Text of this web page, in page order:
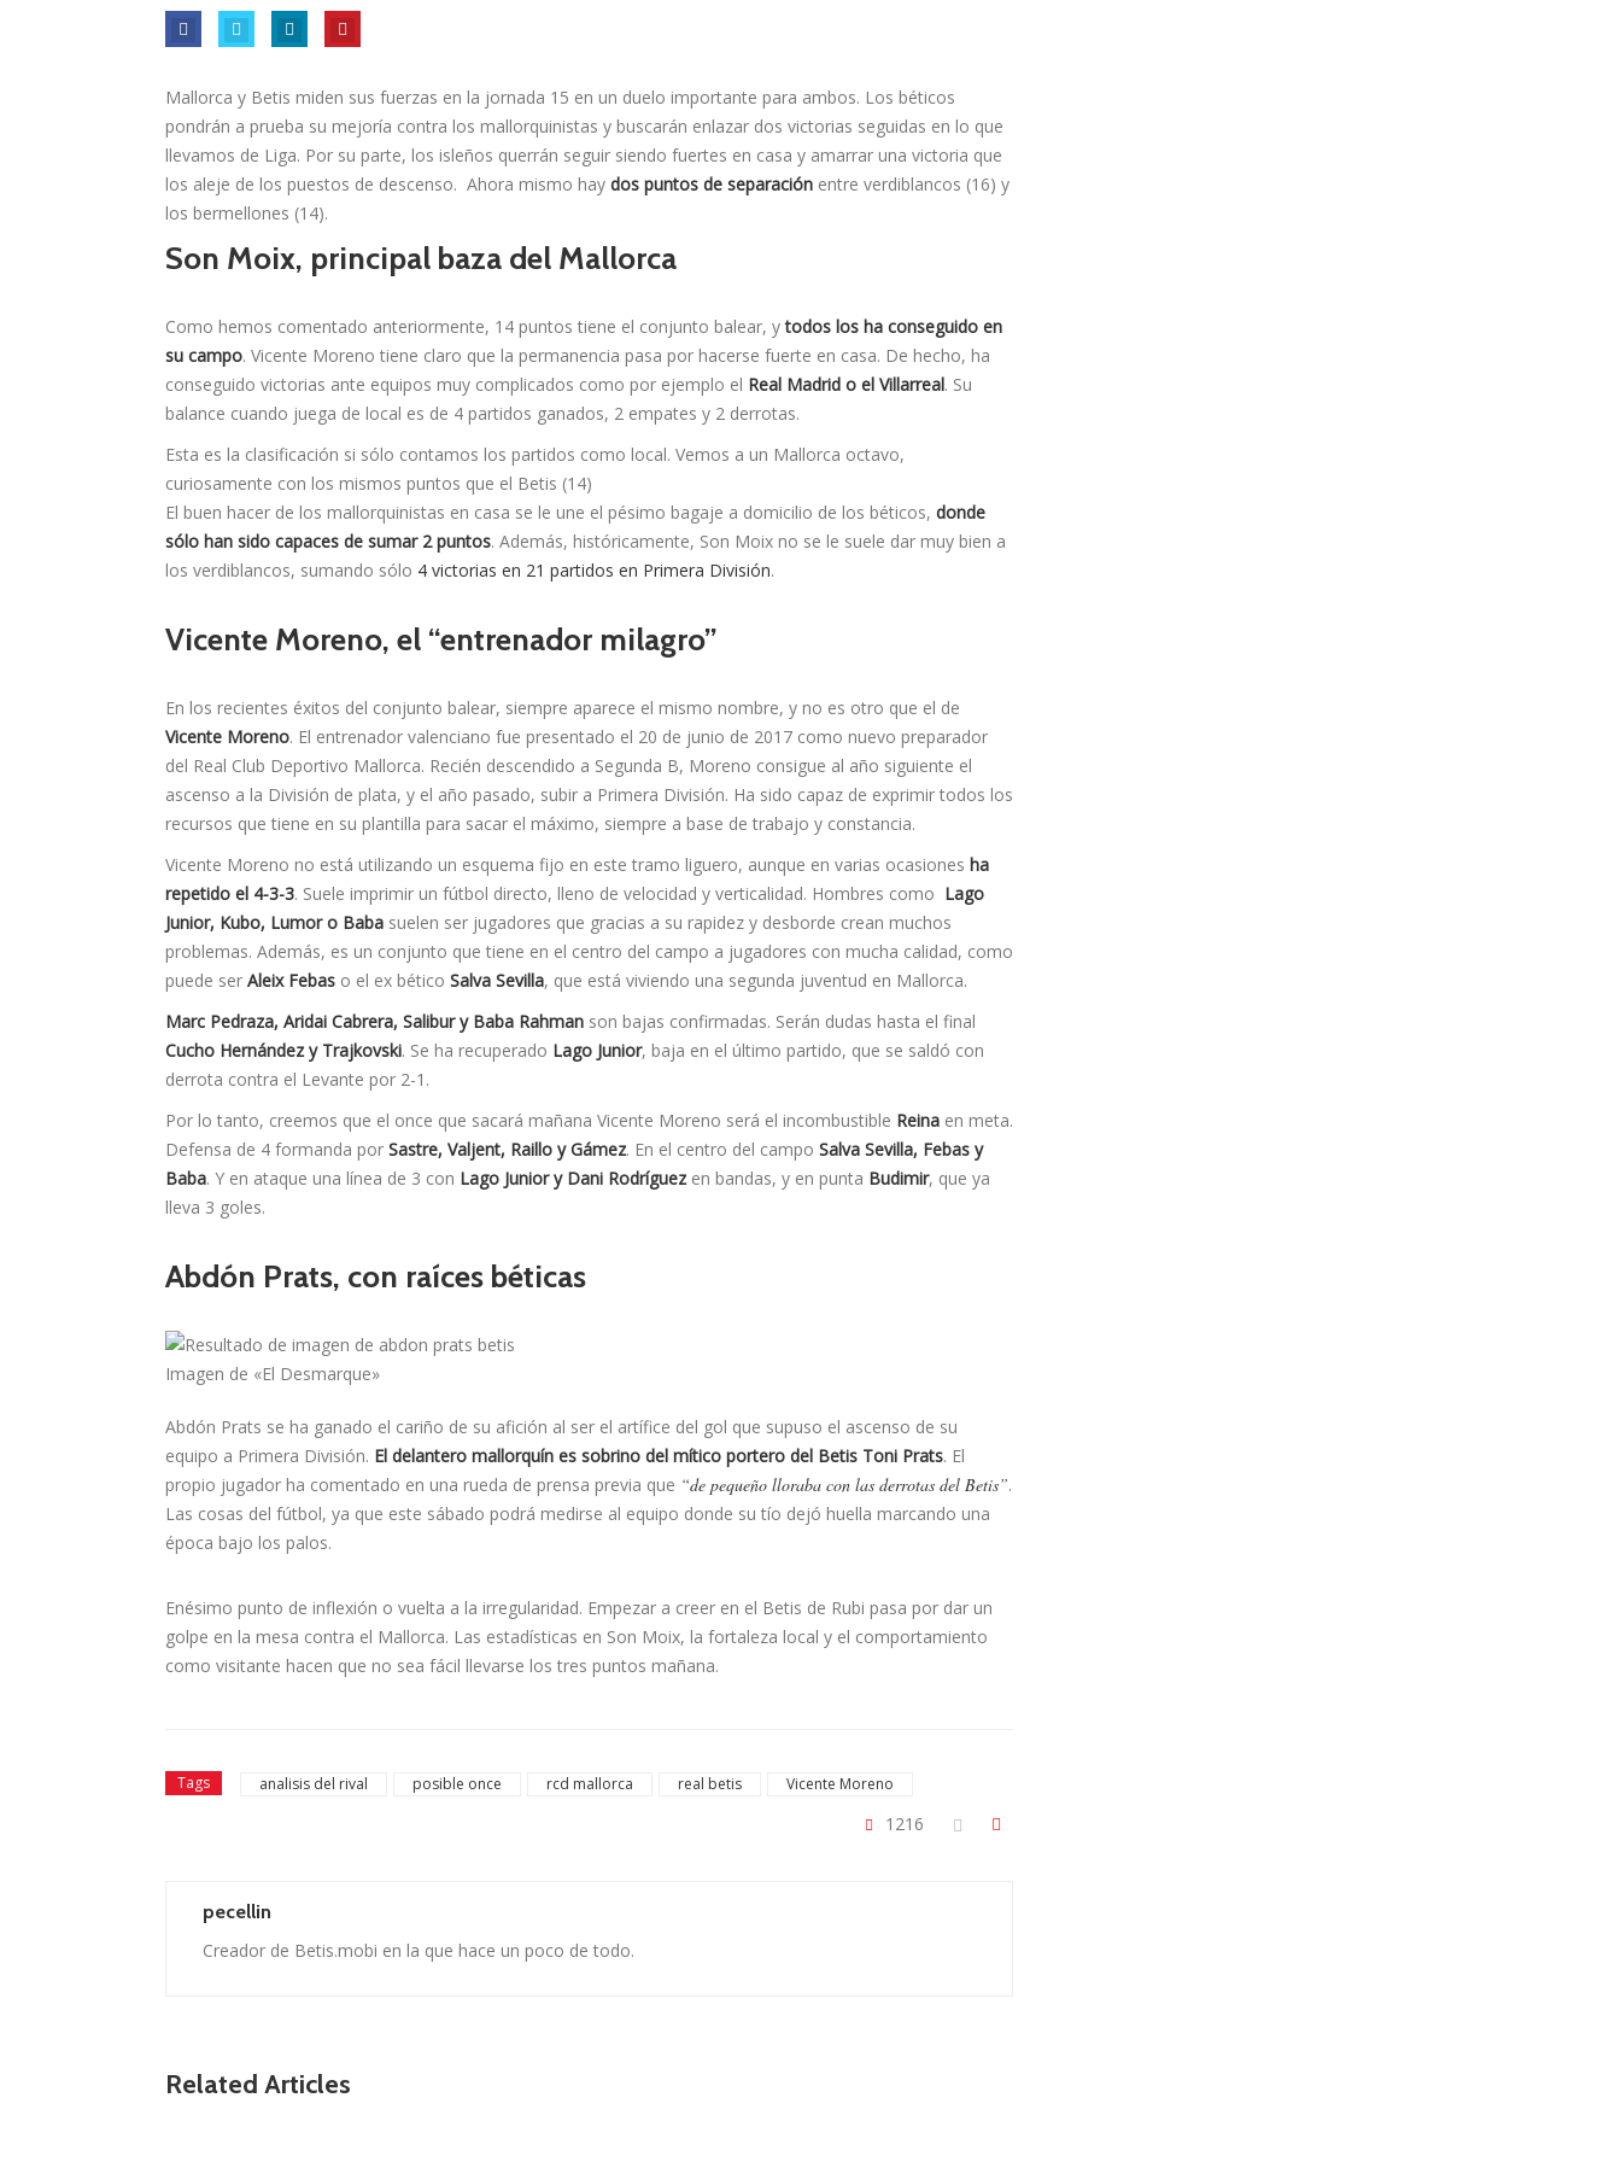
Mallorca y Betis miden sus fuerzas en la jornada 15 en un duelo importante para ambos. Los béticos
pondrán a prueba su mejoría contra los mallorquinistas y buscarán enlazar dos victorias seguidas en lo que
llevamos de Liga. Por su parte, los isleños querrán seguir siendo fuertes en casa y amarrar una victoria que
los aleje de los puestos de descenso. Ahora mismo hay dos puntos de separación entre verdiblancos (16) y
los bermellones (14).
Son Moix, principal baza del Mallorca
Como hemos comentado anteriormente, 14 puntos tiene el conjunto balear, ytodos los ha conseguido en
su campo. Vicente Moreno tiene claro que la permanencia pasa por hacerse fuerte en casa. De hecho, ha
conseguido victorias ante equipos muy complicados como por ejemplo el Real Madrid o el Villarreal. Su
balance cuando juega de local es de 4 partidos ganados, 2 empates y 2 derrotas.
Esta es la clasificación si sólo contamos los partidos como local. Vemos a un Mallorca octavo,
curiosamente con los mismos puntos que el Betis (14)
El buen hacer de los mallorquinistas en casa se le une el pésimo bagaje a domicilio de los béticos, donde
sólo han sido capaces de sumar 2 puntos. Además, históricamente, Son Moix no se le suele dar muy bien a
los verdiblancos, sumando sólo 4 victorias en 21 partidos en Primera División.
Vicente Moreno, el “entrenador milagro”
En los recientes éxitos del conjunto balear, siempre aparece el mismo nombre, y no es otro que el de
Vicente Moreno. El entrenador valenciano fue presentado el 20 de junio de 2017 como nuevo preparador
del Real Club Deportivo Mallorca. Recién descendido a Segunda B, Moreno consigue al año siguiente el
ascenso a la División de plata, y el año pasado, subir a Primera División. Ha sido capaz de exprimir todos los
recursos que tiene en su plantilla para sacar el máximo, siempre a base de trabajo y constancia.
Vicente Moreno no está utilizando un esquema fijo en este tramo liguero, aunque en varias ocasiones ha
repetido el 4-3-3. Suele imprimir un fútbol directo, lleno de velocidad y verticalidad. Hombres como Lago
Junior, Kubo, Lumor o Baba suelen ser jugadores que gracias a su rapidez y desborde crean muchos
problemas. Además, es un conjunto que tiene en el centro del campo a jugadores con mucha calidad, como
puede ser Aleix Febas o el ex bético Salva Sevilla, que está viviendo una segunda juventud en Mallorca.
Marc Pedraza, Aridai Cabrera, Salibur y Baba Rahman son bajas confirmadas. Serán dudas hasta el final
Cucho Hernández y Trajkovski. Se ha recuperado Lago Junior, baja en el último partido, que se saldó con
derrota contra el Levante por 2-1.
Por lo tanto, creemos que el once que sacará mañana Vicente Moreno será el incombustible Reina en meta.
Defensa de 4 formanda por Sastre, Valjent, Raillo y Gámez. En el centro del campo Salva Sevilla, Febas y
Baba. Y en ataque una línea de 3 con Lago Junior y Dani Rodríguezen bandas, y en punta Budimir, que ya
lleva 3 goles.
Abdón Prats, con raíces béticas
Imagen de «El Desmarque»
Abdón Prats se ha ganado el cariño de su afición al ser el artífice del gol que supuso el ascenso de su
equipo a Primera División. El delantero mallorquín es sobrino del mítico portero del Betis Toni Prats. El
propio jugador ha comentado en una rueda de prensa previa que “de pequeño lloraba con las derrotas del Betis”.
Las cosas del fútbol, ya que este sábado podrá medirse al equipo donde su tío dejó huella marcando una
época bajo los palos.
Enésimo punto de inflexión o vuelta a la irregularidad. Empezar a creer en el Betis de Rubi pasa por dar un
golpe en la mesa contra el Mallorca. Las estadísticas en Son Moix, la fortaleza local y el comportamiento
como visitante hacen que no sea fácil llevarse los tres puntos mañana.
Tags analisis del rival posible once rcd mallorca real betis Vicente Moreno
1216
pecellin
Creador de Betis.mobi en la que hace un poco de todo.
Related Articles